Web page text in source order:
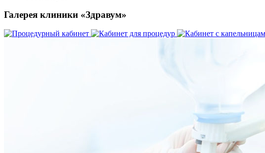
Галерея клиники «Здравум»